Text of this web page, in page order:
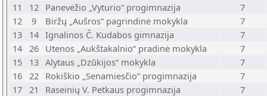
11
12 Panevėžio „Vyturio“ progimnazija
7
12
9 Biržų „Aušros“ pagrindinė mokykla
7
13
14 Ignalinos Č. Kudabos gimnazija
7
14
26 Utenos „Aukštakalnio“ pradinė mokykla
7
15
13 Alytaus „Dzūkijos“ mokykla
7
16
22 Rokiškio „Senamiesčio“ progimnazija
7
17
21 Raseinių V. Petkaus progimnazija
7